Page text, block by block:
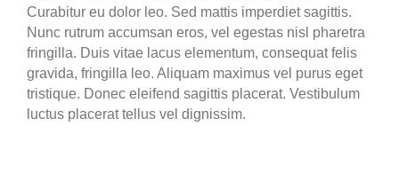
Curabitur eu dolor leo. Sed mattis imperdiet sagittis.
Nunc rutrum accumsan eros, vel egestas nisl pharetra
fringilla. Duis vitae lacus elementum, consequat felis
gravida, fringilla leo. Aliquam maximus vel purus eget
tristique. Donec eleifend sagittis placerat. Vestibulum
luctus placerat tellus vel dignissim.